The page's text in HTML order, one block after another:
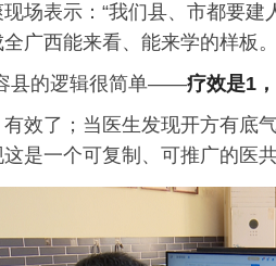
场表示：“我们县、市都要
广西能来看、能来学的样板
容县的逻辑很简单——疗效是1
效了；当医生发现开方有底
这是一个可复制、可推广的